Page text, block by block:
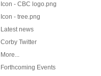
Icon - CBC logo.png
Icon - tree.png
Latest news
Corby Twitter
More...
Forthcoming Events